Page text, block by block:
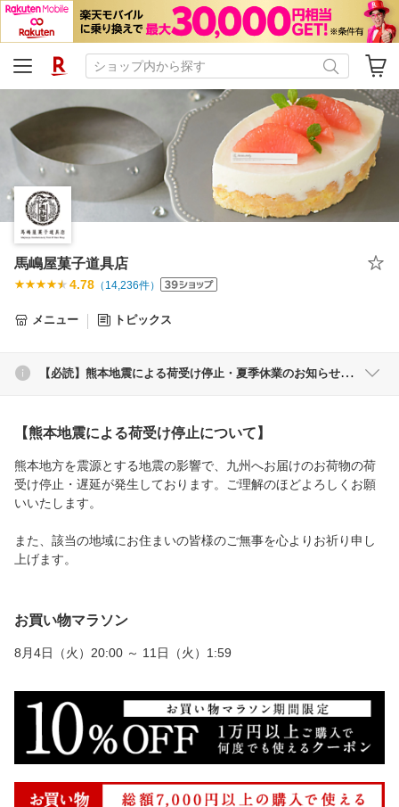
馬嶋屋菓子道具店
4.78 （ 14,236件）
メニュー トピックス
【必読】熊本地震による荷受け停止・夏季休業のお知らせ・業務用品について・金属型の傷・食パン型、パウンド型の生地漏れ・ご注文変更・キャンセルについて
【熊本地震による荷受け停止について】
熊本地方を震源とする地震の影響で、九州へお届けのお荷物の荷
受け停止・遅延が発生しております。ご理解のほどよろしくお願
いいたします。
また、該当の地域にお住まいの皆様のご無事を心よりお祈り申し
上げます。
お買い物マラソン
8月4日（火）20:00 ～ 11日（火）1:59